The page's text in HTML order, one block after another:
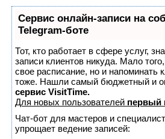
Сервис онлайн-записи на
Telegram-боте
Тот, кто работает в сфере услуг,
записи клиентов никуда. Мало
свое расписание, но и напоминать
тоже. Нашли самый бюджетный и
сервис VisitTime.
Для новых пользователей первый
Чат-бот для мастеров и
упрощает ведение записей: